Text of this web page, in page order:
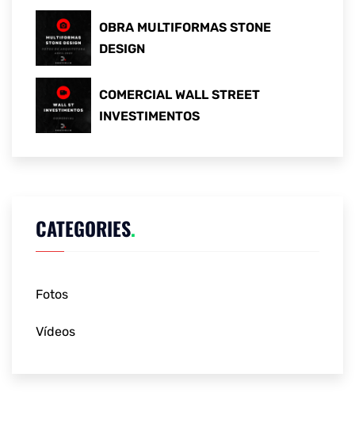
OBRA MULTIFORMAS STONE
DESIGN
COMERCIAL WALL STREET
INVESTIMENTOS
CATEGORIES.
Fotos
Vídeos